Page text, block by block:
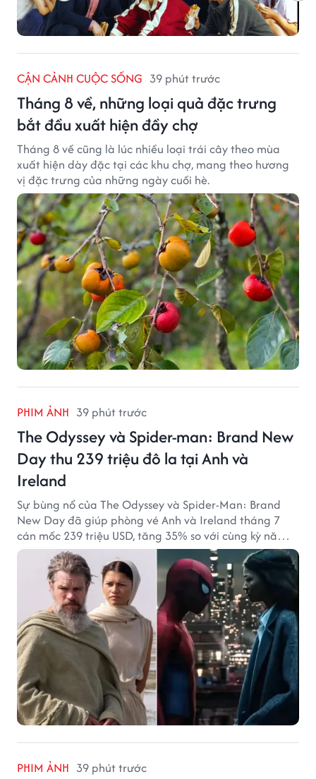
CẬN CẢNH CUỘC SỐNG 39 phút trước
Tháng 8 về, những loại quả đặc trưng
bắt đầu xuất hiện đầy chợ
Tháng 8 về cũng là lúc nhiều loại trái cây theo mùa
xuất hiện dày đặc tại các khu chợ, mang theo hương
vị đặc trưng của những ngày cuối hè.
PHIM ẢNH 39 phút trước
The Odyssey và Spider-man: Brand New
Day thu 239 triệu đô la tại Anh và
Ireland
Sự bùng nổ của The Odyssey và Spider-Man: Brand
New Day đã giúp phòng vé Anh và Ireland tháng 7
cán mốc 239 triệu USD, tăng 35% so với cùng kỳ năm
ngoái.
PHIM ẢNH 39 phút trước